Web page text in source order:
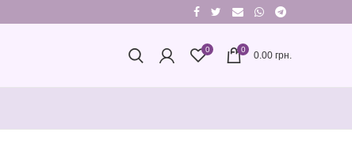
0 0
0.00 грн.